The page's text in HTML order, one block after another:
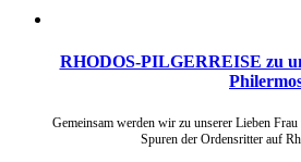
RHODOS-PILGERREISE zu
Gemeinsam werden wir zu unserer Lieben
Spuren der Ordensritter auf